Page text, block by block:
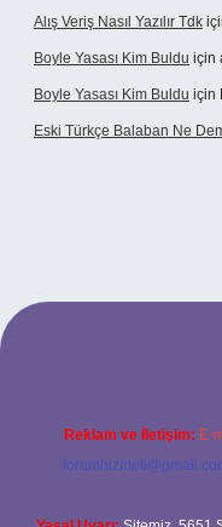
Alış Veriş Nasıl Yazılır Tdk
Boyle Yasası Kim Buldu için
Boyle Yasası Kim Buldu için
Eski Türkçe Balaban Ne
Reklam ve İletişim: E-